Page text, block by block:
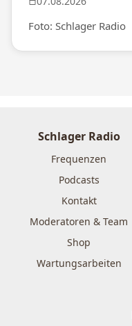
Foto: Schlager Radio
Schlager Radio
Frequenzen
Podcasts
Kontakt
Moderatoren & Team
Shop
Wartungsarbeiten